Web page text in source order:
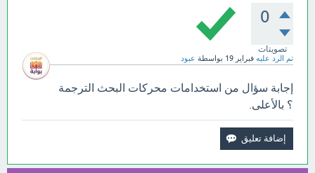
0
تصويتات
تم الرد عليه فبراير 19 بواسطة عبود
إجابة سؤال من استخدامات محركات البحث الترجمة
؟ بالأعلى.